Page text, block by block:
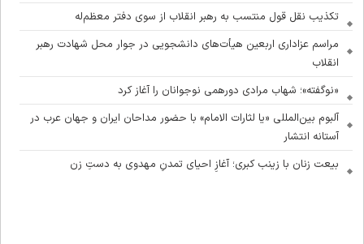
تکذیب نقل قول منتسب به رهبر انقلاب از سوی دفتر معظم‌له
مراسم عزاداری اربعین هیأت‌های دانشجویی در جوار محل شهادت رهبر
انقلاب
«نوگفته»؛ شهاب مرادی دورهمی نوجوانان را آغاز کرد
آلبوم بین‌المللی «یا لثارات الامام» با حضور مداحان ایران و جهان عرب در
آستانه انتشار
بیعت زنان با زینب کبری؛ آغازِ احیای تمدنِ مهدوی به دستِ زن